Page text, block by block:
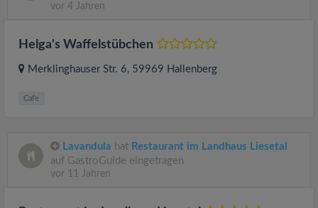
vor 4 Jahren
Helga's Waffelstübchen
Merklinghauser Str. 6, 59969 Hallenberg
Cafe
Lavandula hat Restaurant im Landhaus Liesetal
auf GastroGuide eingetragen
vor 11 Jahren